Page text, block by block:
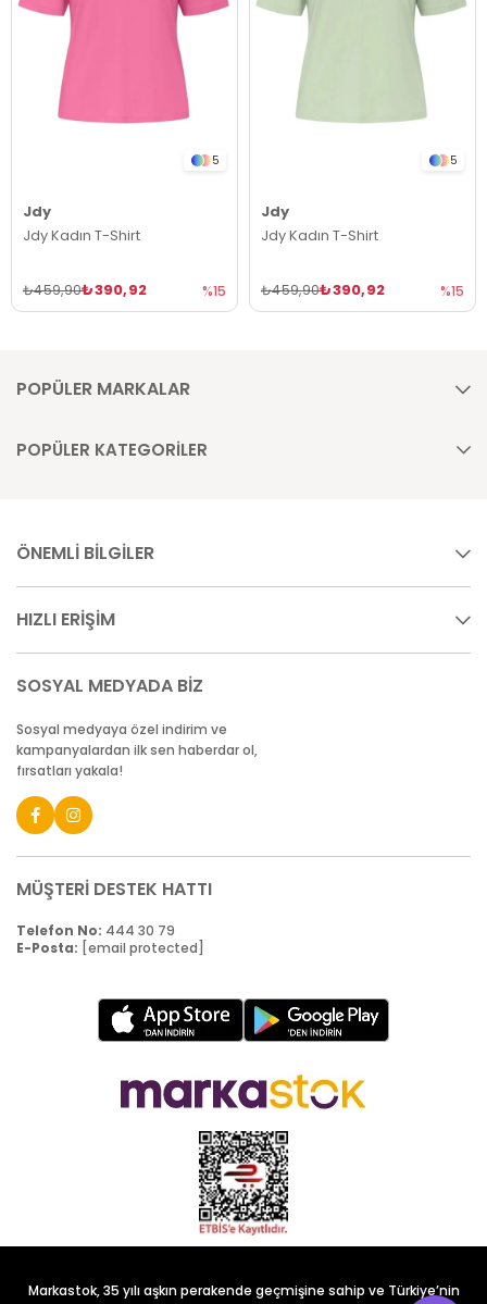
5
Jdy
Jdy Kadın T-Shirt
₺390,92
₺459,90 %15
5
Jdy
Jdy Kadın T-Shirt
₺390,92
₺459,90 %15
POPÜLER MARKALAR
POPÜLER KATEGORİLER
ÖNEMLİ BİLGİLER
HIZLI ERİŞİM
SOSYAL MEDYADA BİZ
Sosyal medyaya özel indirim ve
kampanyalardan ilk sen haberdar ol,
fırsatları yakala!
MÜŞTERİ DESTEK HATTI
Telefon No: 444 30 79
E-Posta: [email protected]
Markastok, 35 yılı aşkın perakende geçmişine sahip ve Türkiye’nin